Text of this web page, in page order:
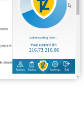
216.73.216.86